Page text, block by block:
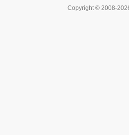
Copyright © 2008-